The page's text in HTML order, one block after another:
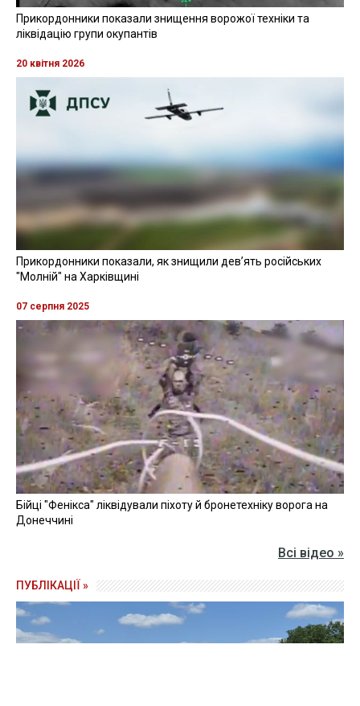
Прикордонники показали знищення ворожої техніки та
ліквідацію групи окупантів
20 квітня 2026
Прикордонники показали, як знищили девʼять російських
"Молній" на Харківщині
07 серпня 2025
Бійці "Фенікса" ліквідували піхоту й бронетехніку ворога на
Донеччині
Всі відео »
ПУБЛІКАЦІЇ »